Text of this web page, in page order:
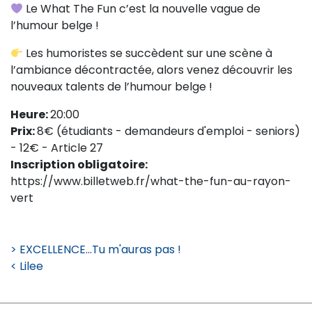
Le What The Fun c’est la nouvelle vague de
l’humour belge !
Les humoristes se succèdent sur une scène à
l’ambiance décontractée, alors venez découvrir les
nouveaux talents de l’humour belge !
Heure:20:00
Prix:8€ (étudiants - demandeurs d'emploi - seniors)
- 12€ - Article 27
Inscription obligatoire:
https://www.billetweb.fr/what-the-fun-au-rayon-
vert
> EXCELLENCE...Tu m'auras pas !
< Lilee